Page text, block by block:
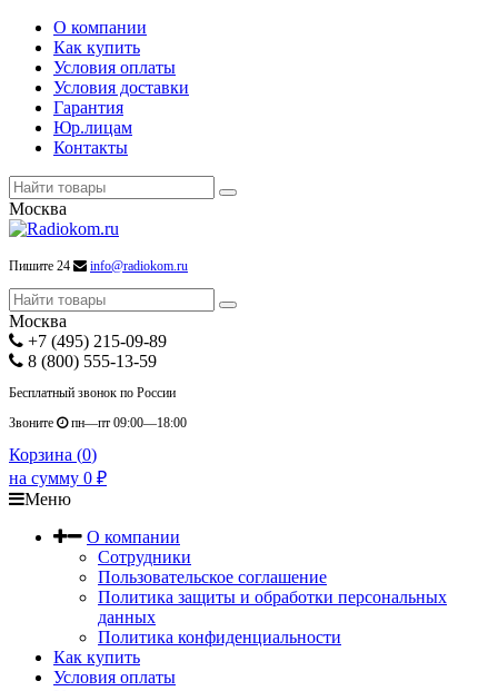
О компании
Как купить
Условия оплаты
Условия доставки
Гарантия
Юр.лицам
Контакты
Москва
Пишите 24 info@radiokom.ru
Москва
+7 (495) 215-09-89
8 (800) 555-13-59
Бесплатный звонок по России
Звоните
пн—пт 09:00—18:00
Корзина (0)
на сумму 0 ₽
Меню
О компании
Сотрудники
Пользовательское соглашение
Политика защиты и обработки персональных
данных
Политика конфиденциальности
Как купить
Условия оплаты